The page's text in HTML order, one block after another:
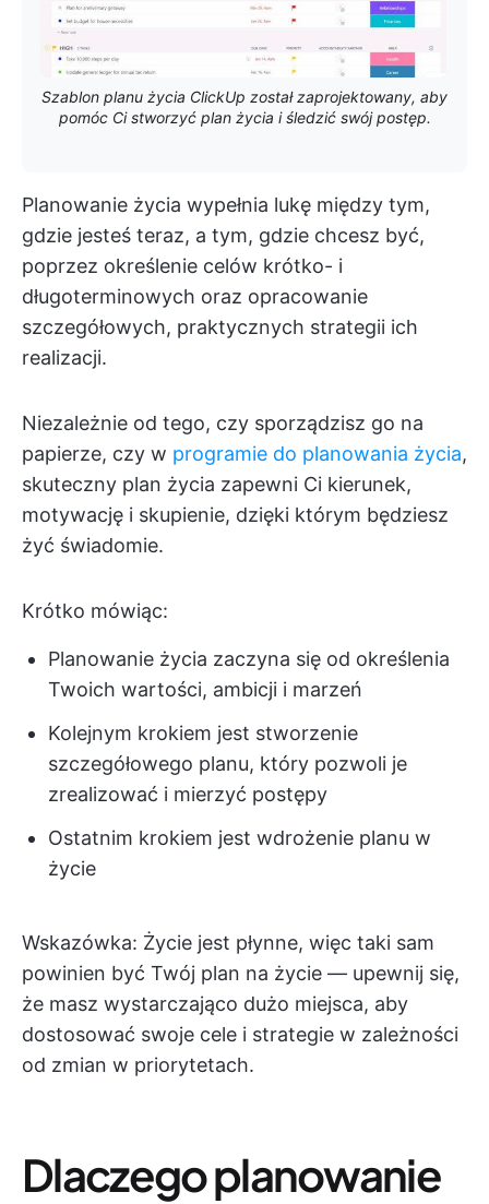
Szablon planu życia ClickUp został zaprojektowany, aby
pomóc Ci stworzyć plan życia i śledzić swój postęp.
Planowanie życia wypełnia lukę między tym,
gdzie jesteś teraz, a tym, gdzie chcesz być,
poprzez określenie celów krótko- i
długoterminowych oraz opracowanie
szczegółowych, praktycznych strategii ich
realizacji.
Niezależnie od tego, czy sporządzisz go na
papierze, czy w programie do planowania życia,
skuteczny plan życia zapewni Ci kierunek,
motywację i skupienie, dzięki którym będziesz
żyć świadomie.
Krótko mówiąc:
Planowanie życia zaczyna się od określenia
Twoich wartości, ambicji i marzeń
Kolejnym krokiem jest stworzenie
szczegółowego planu, który pozwoli je
zrealizować i mierzyć postępy
Ostatnim krokiem jest wdrożenie planu w
życie
Wskazówka: Życie jest płynne, więc taki sam
powinien być Twój plan na życie — upewnij się,
że masz wystarczająco dużo miejsca, aby
dostosować swoje cele i strategie w zależności
od zmian w priorytetach.
Dlaczego planowanie